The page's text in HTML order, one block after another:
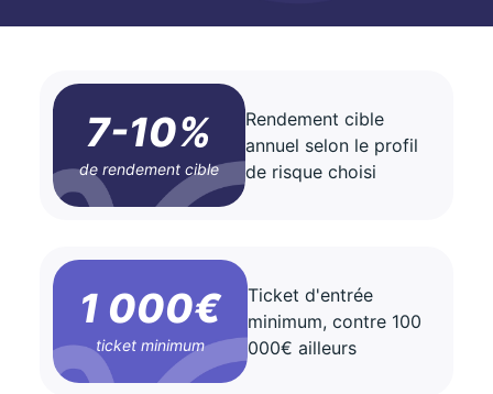
7-10%
de rendement cible
Rendement cible
annuel selon le profil
de risque choisi
1 000€
ticket minimum
Ticket d'entrée
minimum, contre 100
000€ ailleurs